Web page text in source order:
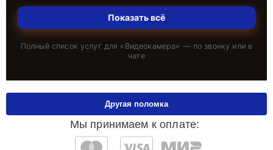
Показать всё
Полный список услуг для « Видеокамера» — по звонку или в
чате
Мы принимаем к оплате:
Другая поломка